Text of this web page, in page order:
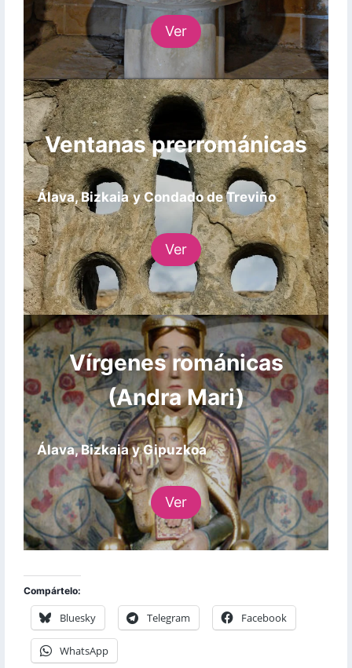
Ver
Ventanas prerrománicas
Álava, Bizkaia y Condado de Treviño
Ver
Vírgenes románicas
(Andra Mari)
Álava, Bizkaia y Gipuzkoa
Ver
Compártelo:
Bluesky Telegram Facebook
WhatsApp